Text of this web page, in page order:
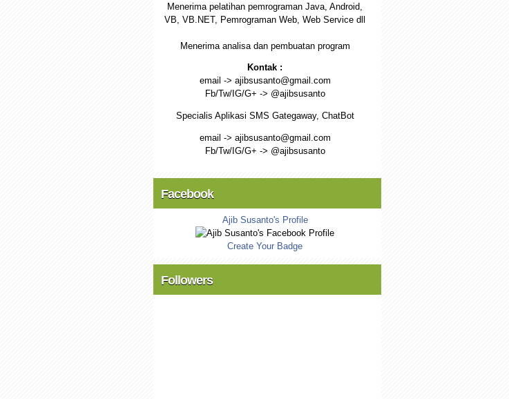
Menerima pelatihan pemrograman Java, Android,
VB, VB.NET, Pemrograman Web, Web Service dll
Menerima analisa dan pembuatan program
Kontak :
email -> ajibsusanto@gmail.com
Fb/Tw/IG/G+ -> @ajibsusanto
Specialis Aplikasi SMS Gategaway, ChatBot
email -> ajibsusanto@gmail.com
Fb/Tw/IG/G+ -> @ajibsusanto
Facebook
Ajib Susanto's Profile
Create Your Badge
Followers